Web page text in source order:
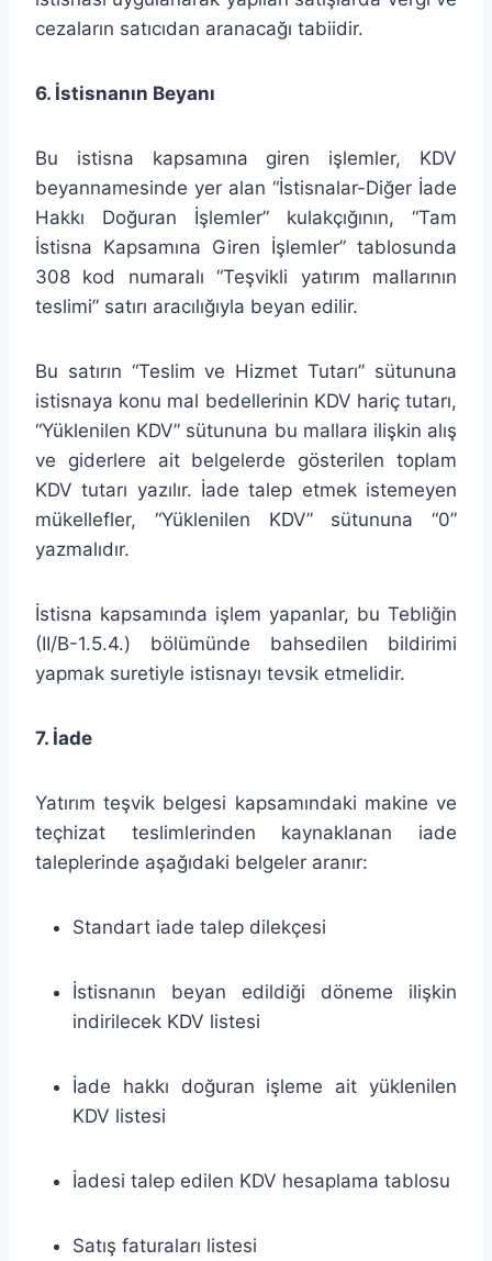
cezaların satıcıdan aranacağı tabiidir.
6. İstisnanın Beyanı
Bu istisna kapsamına giren işlemler, KDV
beyannamesinde yer alan “İstisnalar-Diğer İade
Hakkı Doğuran İşlemler” kulakçığının, “Tam
İstisna Kapsamına Giren İşlemler” tablosunda
308 kod numaralı “Teşvikli yatırım mallarının
teslimi” satırı aracılığıyla beyan edilir.
Bu satırın “Teslim ve Hizmet Tutarı” sütununa
istisnaya konu mal bedellerinin KDV hariç tutarı,
“Yüklenilen KDV” sütununa bu mallara ilişkin alış
ve giderlere ait belgelerde gösterilen toplam
KDV tutarı yazılır. İade talep etmek istemeyen
mükellefler, “Yüklenilen KDV” sütununa “0”
yazmalıdır.
İstisna kapsamında işlem yapanlar, bu Tebliğin
(II/B-1.5.4.) bölümünde bahsedilen bildirimi
yapmak suretiyle istisnayı tevsik etmelidir.
7. İade
Yatırım teşvik belgesi kapsamındaki makine ve
teçhizat teslimlerinden kaynaklanan iade
taleplerinde aşağıdaki belgeler aranır:
Standart iade talep dilekçesi
İstisnanın beyan edildiği döneme ilişkin
indirilecek KDV listesi
İade hakkı doğuran işleme ait yüklenilen
KDV listesi
İadesi talep edilen KDV hesaplama tablosu
Satış faturaları listesi